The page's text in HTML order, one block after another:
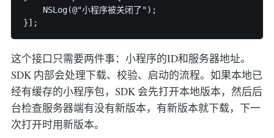
    NSLog(@"小程序被关闭了");
这个接口只需要两件事：小程序的ID和服务器地址。
SDK 内部会处理下载、校验、启动的流程。如果本地已
经有缓存的小程序包，SDK 会先打开本地版本，然后后
台检查服务器端有没有新版本，有新版本就下载，下一
次打开时用新版本。